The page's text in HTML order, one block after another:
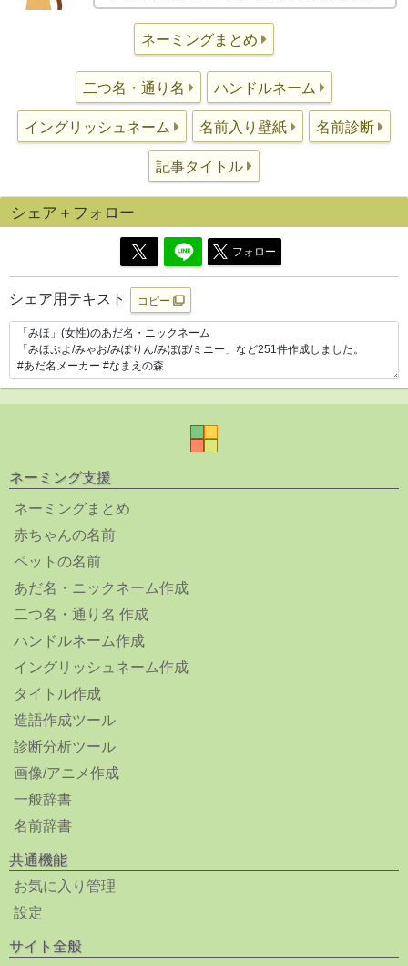
ネーミングまとめ
二つ名・通り名 ハンドルネーム
イングリッシュネーム 名前入り壁紙 名前診断
記事タイトル
シェア＋フォロー
フォロー
シェア用テキスト コピー
ネーミング支援
ネーミングまとめ
赤ちゃんの名前
ペットの名前
あだ名・ニックネーム作成
二つ名・通り名 作成
ハンドルネーム作成
イングリッシュネーム作成
タイトル作成
造語作成ツール
診断分析ツール
画像/アニメ作成
一般辞書
名前辞書
共通機能
お気に入り管理
設定
サイト全般